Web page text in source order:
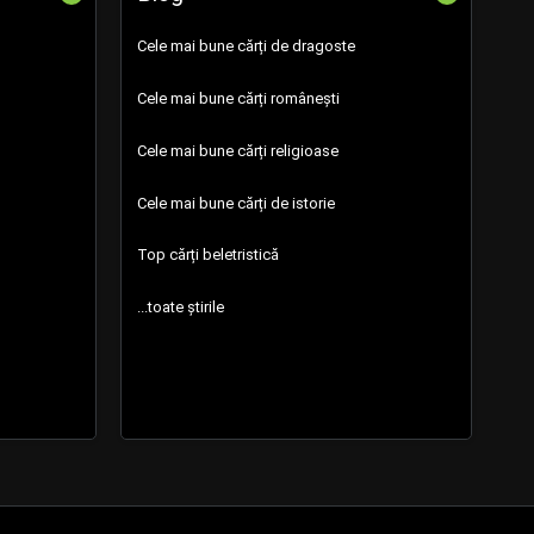
Cele mai bune cărți de dragoste
Cele mai bune cărți românești
Cele mai bune cărți religioase
Cele mai bune cărți de istorie
Top cărți beletristică
...toate știrile